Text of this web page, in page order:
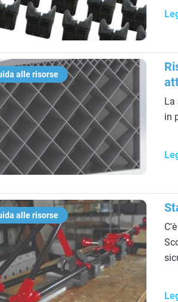
alle risorse
La
in
alle risorse